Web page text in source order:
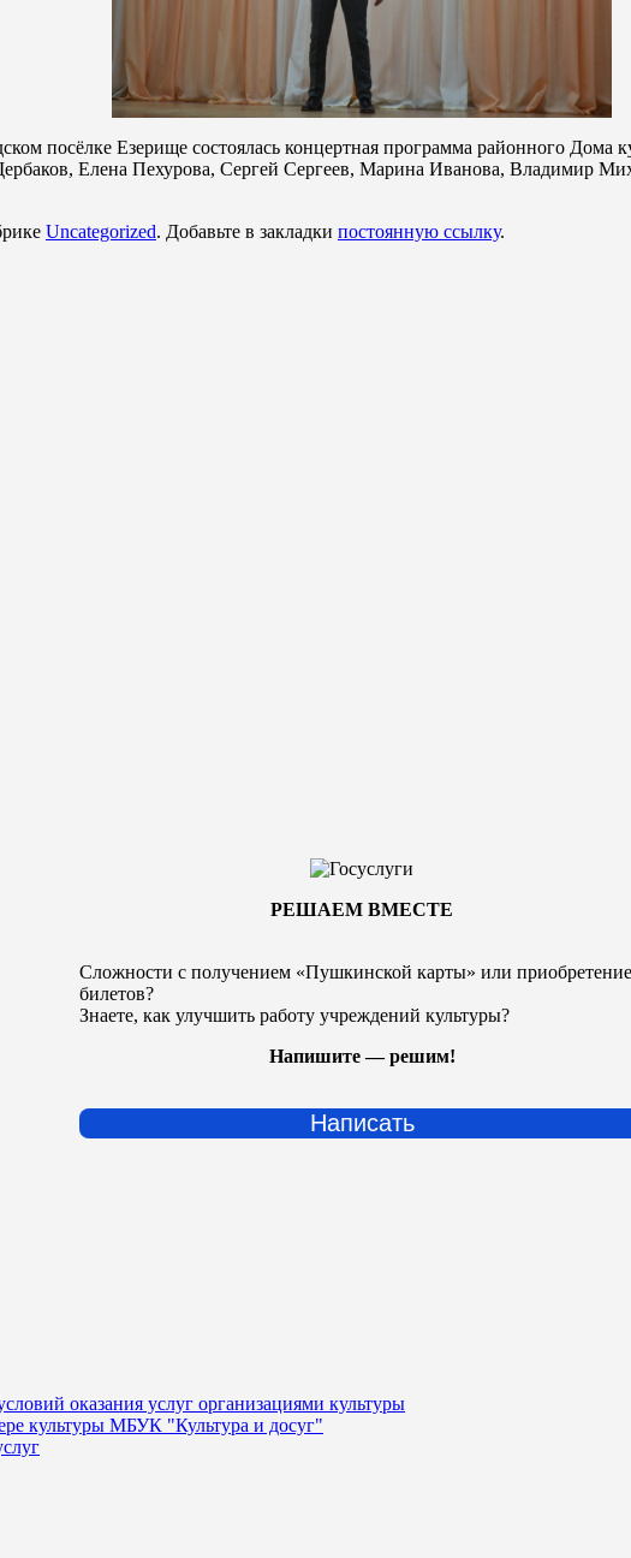
посёлке Езерище состоялась концертная программа районного Дома
Елена Пехурова, Сергей Сергеев, Марина Иванова, Владимир
Uncategorized. Добавьте в закладки постоянную ссылку.
РЕШАЕМ ВМЕСТЕ
Сложности с получением «Пушкинской карты» или
билетов?
Знаете, как улучшить работу учреждений культуры?
Напишите — решим!
Написать
оказания услуг организациями культуры
культуры МБУК "Культура и досуг"